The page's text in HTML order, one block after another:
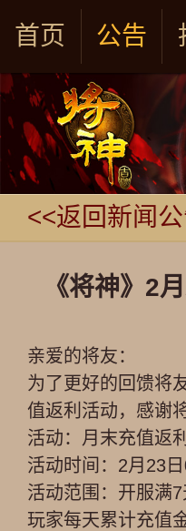
首页 公告
<<返回新闻
《将神》2
亲爱的将友：
为了更好的回馈将
值返利活动，感谢
活动：月末充值返利
活动时间：2月23
活动范围：开服满7
玩家每天累计充值